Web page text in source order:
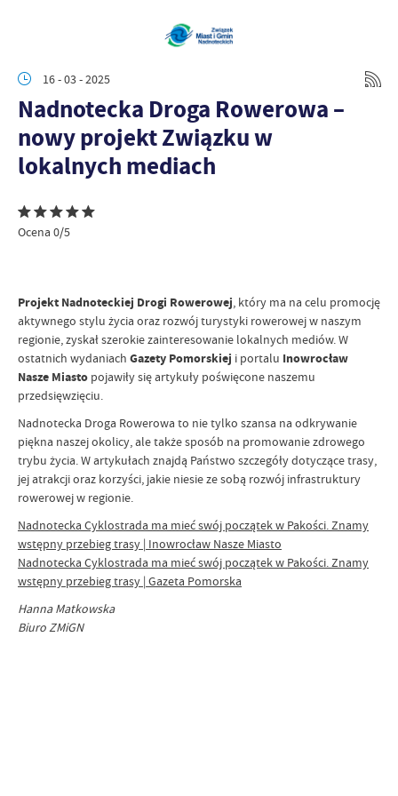
16 - 03 - 2025
Nadnotecka Droga Rowerowa –
nowy projekt Związku w
lokalnych mediach
Ocena 0/5
Projekt Nadnoteckiej Drogi Rowerowej, który ma na celu promocję
aktywnego stylu życia oraz rozwój turystyki rowerowej w naszym
regionie, zyskał szerokie zainteresowanie lokalnych mediów. W
ostatnich wydaniach Gazety Pomorskiej i portalu Inowrocław
Nasze Miasto pojawiły się artykuły poświęcone naszemu
przedsięwzięciu.
Nadnotecka Droga Rowerowa to nie tylko szansa na odkrywanie
piękna naszej okolicy, ale także sposób na promowanie zdrowego
trybu życia. W artykułach znajdą Państwo szczegóły dotyczące trasy,
jej atrakcji oraz korzyści, jakie niesie ze sobą rozwój infrastruktury
rowerowej w regionie.
Nadnotecka Cyklostrada ma mieć swój początek w Pakości. Znamy
wstępny przebieg trasy | Inowrocław Nasze Miasto
Nadnotecka Cyklostrada ma mieć swój początek w Pakości. Znamy
wstępny przebieg trasy | Gazeta Pomorska
Hanna Matkowska
Biuro ZMiGN